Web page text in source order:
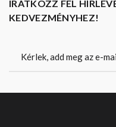
IRATKOZZ FEL
KEDVEZMÉNYHEZ!